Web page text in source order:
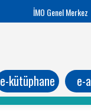
İMO Genel Merkez
e-kütüphane e-